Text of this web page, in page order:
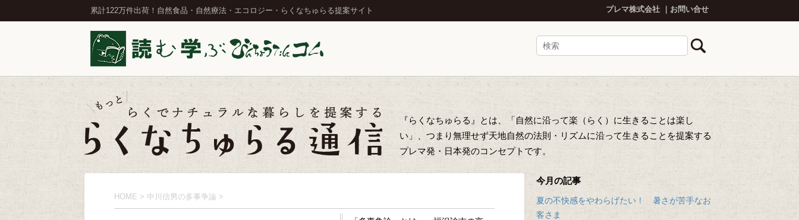
累計122万件出荷！自然食品・自然療法・エコロジー・らくなちゅらる提案サイト プレマ株式会社 お問い合せ
『らくなちゅらる』とは、「自然に沿って楽（らく）に生きることは楽し
い」、つまり無理せず天地自然の法則・リズムに沿って生きることを提案する
プレマ発・日本発のコンセプトです。
HOME > 中川信男の多事争論 >
今月の記事
夏の不快感をやわらげたい！ 暑さが苦手なお
客さま